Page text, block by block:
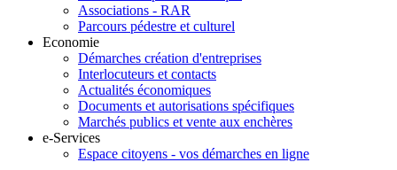
Associations - RAR
Parcours pédestre et culturel
Economie
Démarches création d'entreprises
Interlocuteurs et contacts
Actualités économiques
Documents et autorisations spécifiques
Marchés publics et vente aux enchères
e-Services
Espace citoyens - vos démarches en ligne